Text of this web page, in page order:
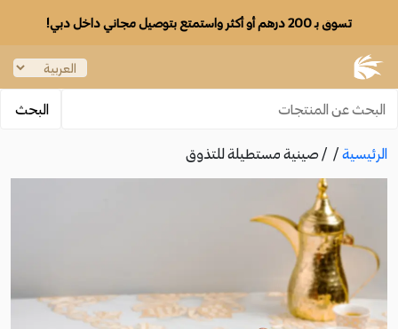
تسوق بـ 200 درهم أو أكثر واستمتع بتوصيل مجاني داخل دبي!
الرئيسية / / صينية مستطيلة للتذوق